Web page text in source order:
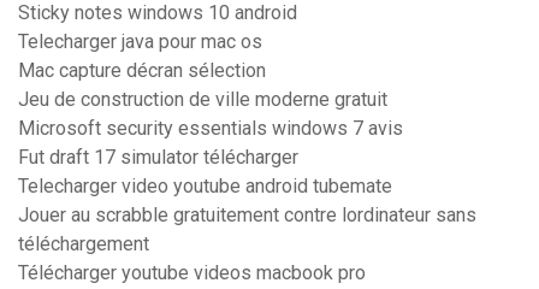
Sticky notes windows 10 android
Telecharger java pour mac os
Mac capture décran sélection
Jeu de construction de ville moderne gratuit
Microsoft security essentials windows 7 avis
Fut draft 17 simulator télécharger
Telecharger video youtube android tubemate
Jouer au scrabble gratuitement contre lordinateur sans
téléchargement
Télécharger youtube videos macbook pro